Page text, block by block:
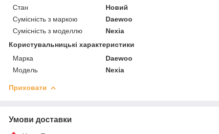
Стан
Новий
Сумісність з маркою
Daewoo
Сумісність з моделлю
Nexia
Користувальницькі характеристики
Марка
Daewoo
Модель
Nexia
Приховати
Умови доставки